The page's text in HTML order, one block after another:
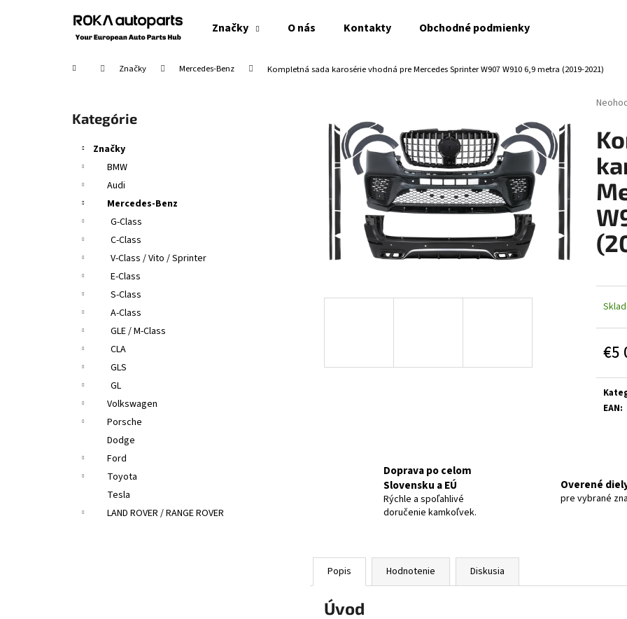
Značky O nás Kontakty Obchodné podmienky
Domov Značky Mercedes-Benz Kompletná sada karosérie vhodná pre Mercedes Sprinter W907 W910 6,9 metra (2019-2021)
Preskočiť
kategórie
Kategórie
Značky
BMW
Audi
Mercedes-Benz
G-Class
C-Class
V-Class / Vito / Sprinter
E-Class
S-Class
A-Class
GLE / M-Class
CLA
GLS
GL
Volkswagen
Porsche
Dodge
Ford
Toyota
Tesla
LAND ROVER / RANGE ROVER
produktu
je
0,0
5
€5
cena:
EAN:
Doprava po celom
Slovensku a EÚ
Rýchle a spoľahlivé
doručenie kamkoľvek.
Overené
pre vybrané
Popis Hodnotenie Diskusia
Úvod
Čo potrebujete nájsť?
HĽADAŤ
Odporúčame